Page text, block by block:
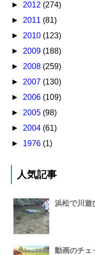
► 2012 (274)
► 2011 (81)
► 2010 (123)
► 2009 (188)
► 2008 (259)
► 2007 (130)
► 2006 (109)
► 2005 (98)
► 2004 (61)
► 1976 (1)
人気記事
浜松で川遊
動画のチェ